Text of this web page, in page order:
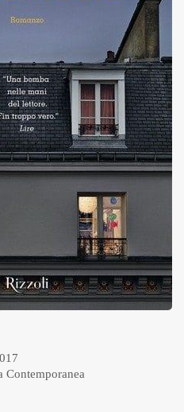
Contemporanea